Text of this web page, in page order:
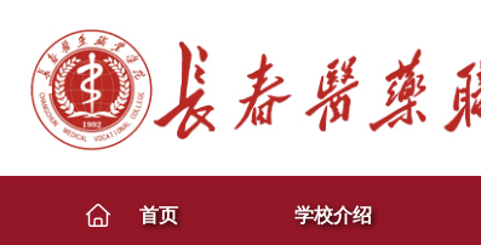
首页 学校介绍